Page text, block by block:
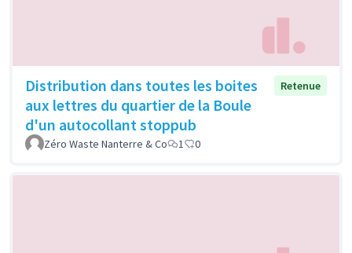
Distribution dans toutes les boites
aux lettres du quartier de la Boule
d'un autocollant stoppub
Retenue
Zéro Waste Nanterre & Co 1 0